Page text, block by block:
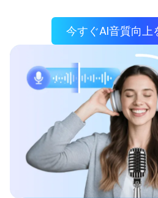
今すぐAI音質向上